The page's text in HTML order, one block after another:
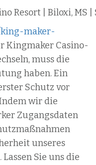
maker-
Kingmaker Casino-
muss die
haben. Ein
Schutz vor
wir die
Zugangsdaten
unseres
Sie uns die